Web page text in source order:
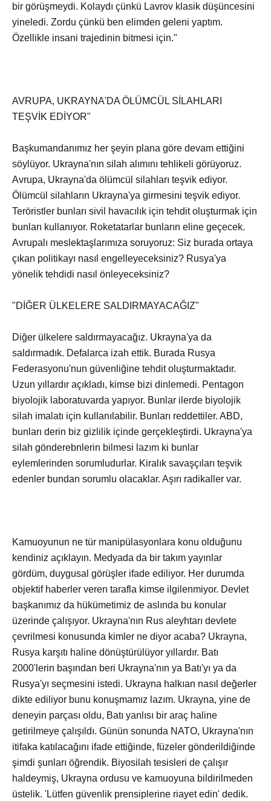
bir görüşmeydi. Kolaydı çünkü Lavrov klasik düşüncesini
yineledi. Zordu çünkü ben elimden geleni yaptım.
Özellikle insani trajedinin bitmesi için."
AVRUPA, UKRAYNA'DA ÖLÜMCÜL SİLAHLARI
TEŞVİK EDİYOR"
Başkumandanımız her şeyin plana göre devam ettiğini
söylüyor. Ukrayna'nın silah alımını tehlikeli görüyoruz.
Avrupa, Ukrayna'da ölümcül silahları teşvik ediyor.
Ölümcül silahların Ukrayna'ya girmesini teşvik ediyor.
Teröristler bunları sivil havacılık için tehdit oluşturmak için
bunları kullanıyor. Roketatarlar bunların eline geçecek.
Avrupalı meslektaşlarımıza soruyoruz: Siz burada ortaya
çıkan politikayı nasıl engelleyeceksiniz? Rusya'ya
yönelik tehdidi nasıl önleyeceksiniz?
"DİĞER ÜLKELERE SALDIRMAYACAĞIZ"
Diğer ülkelere saldırmayacağız. Ukrayna'ya da
saldırmadık. Defalarca izah ettik. Burada Rusya
Federasyonu'nun güvenliğine tehdit oluşturmaktadır.
Uzun yıllardır açıkladı, kimse bizi dinlemedi. Pentagon
biyolojik laboratuvarda yapıyor. Bunlar ilerde biyolojik
silah imalatı için kullanılabilir. Bunları reddettiler. ABD,
bunları derin biz gizlilik içinde gerçekleştirdi. Ukrayna'ya
silah gönderebnlerin bilmesi lazım ki bunlar
eylemlerinden sorumludurlar. Kiralık savaşçıları teşvik
edenler bundan sorumlu olacaklar. Aşırı radikaller var.
Kamuoyunun ne tür manipülasyonlara konu olduğunu
kendiniz açıklayın. Medyada da bir takım yayınlar
gördüm, duygusal görüşler ifade ediliyor. Her durumda
objektif haberler veren tarafla kimse ilgilenmiyor. Devlet
başkanımız da hükümetimiz de aslında bu konular
üzerinde çalışıyor. Ukrayna'nın Rus aleyhtarı devlete
çevrilmesi konusunda kimler ne diyor acaba? Ukrayna,
Rusya karşıtı haline dönüştürülüyor yıllardır. Batı
2000'lerin başından beri Ukrayna'nın ya Batı'yı ya da
Rusya'yı seçmesini istedi. Ukrayna halkıan nasıl değerler
dikte ediliyor bunu konuşmamız lazım. Ukrayna, yine de
deneyin parçası oldu, Batı yanlısı bir araç haline
getirilmeye çalışıldı. Günün sonunda NATO, Ukrayna'nın
itifaka katılacağını ifade ettiğinde, füzeler gönderildiğinde
şimdi şunları öğrendik. Biyosilah tesisleri de çalışır
haldeymiş, Ukrayna ordusu ve kamuoyuna bildirilmeden
üstelik. 'Lütfen güvenlik prensiplerine riayet edin' dedik.